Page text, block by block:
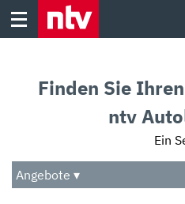
Skip
Audio
Das Beste
Finden Sie
ntv
Ein
Angebote ▾